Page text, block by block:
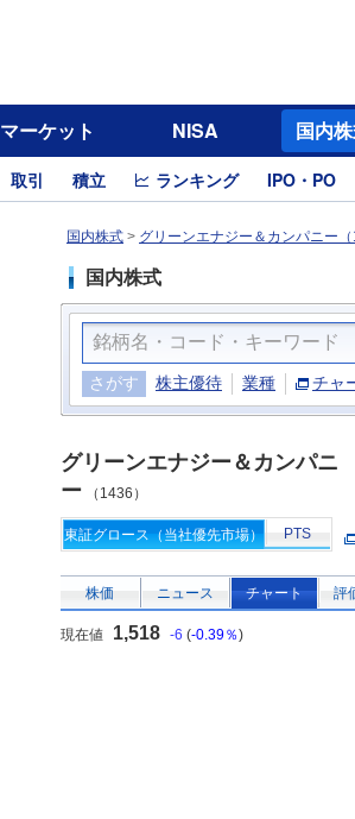
マーケット NISA 国内
取引 積立 ランキング IPO・PO
国内株式 > グリーンエナジー＆カンパニー
国内株式
さがす 株主優待 業種 チャ
グリーンエナジー＆カンパニ
ー （1436）
東証グロース（当社優先市場） PTS
株価 ニュース チャート 評
現在値 1,518 -6 (-0.39％)